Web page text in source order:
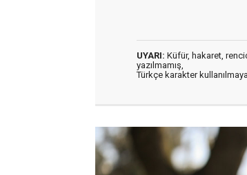
UYARI: Küfür, hakaret,
yazılmamış,
Türkçe karakter